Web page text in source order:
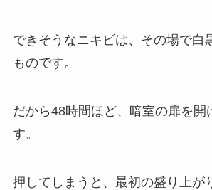
できそうなニキビは、その場で白
ものです。
だから48時間ほど、暗室の扉を開
す。
押してしまうと、最初の盛り上が